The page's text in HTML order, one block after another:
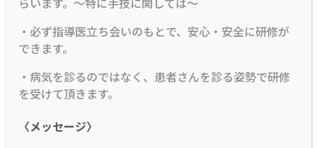
・必ず指導医立ち会いのもとで、安心・安全に研修が
できます。
・病気を診るのではなく、患者さんを診る姿勢で研修
を受けて頂きます。
〈メッセージ〉